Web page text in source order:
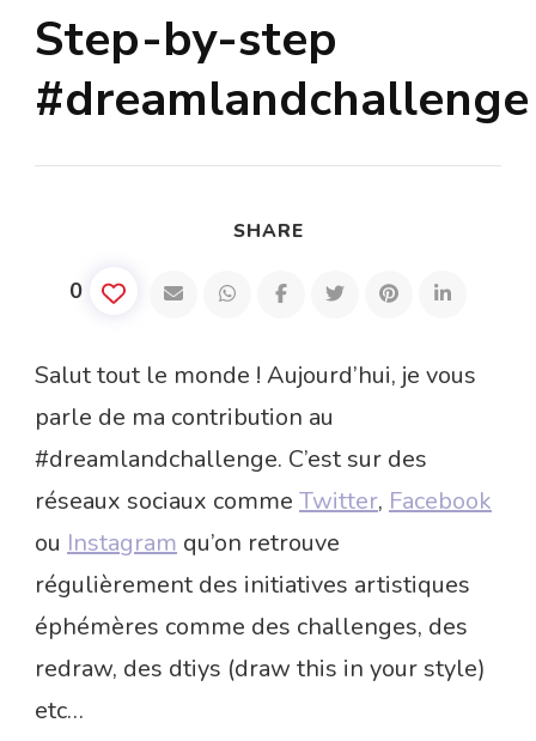
Step-by-step
#dreamlandchallenge
SHARE
0
Salut tout le monde ! Aujourd’hui, je vous
parle de ma contribution au
#dreamlandchallenge. C’est sur des
réseaux sociaux comme Twitter, Facebook
ou Instagram qu’on retrouve
régulièrement des initiatives artistiques
éphémères comme des challenges, des
redraw, des dtiys (draw this in your style)
etc…